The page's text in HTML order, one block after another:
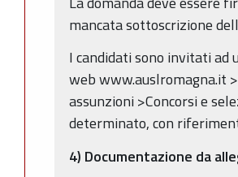
mancata sottoscrizione
I candidati sono invitati ad
web www.auslromagna.it
assunzioni >Concorsi e
determinato, con
4) Documentazione da